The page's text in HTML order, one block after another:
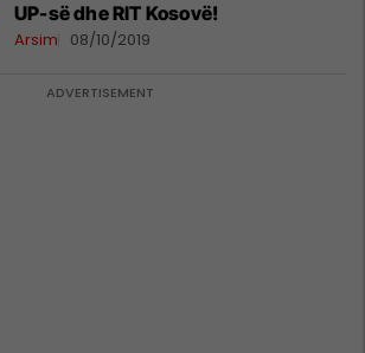
UP-së dhe RIT Kosovë!
Arsim 08/10/2019